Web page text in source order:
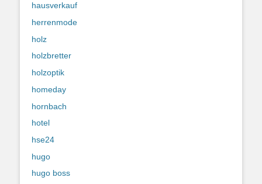
hausverkauf
herrenmode
holz
holzbretter
holzoptik
homeday
hornbach
hotel
hse24
hugo
hugo boss